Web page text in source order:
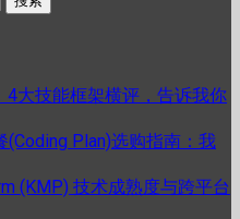
4大技能框架横评，告诉我你
Plan)选购指南：我
(KMP) 技术成熟度与跨平台